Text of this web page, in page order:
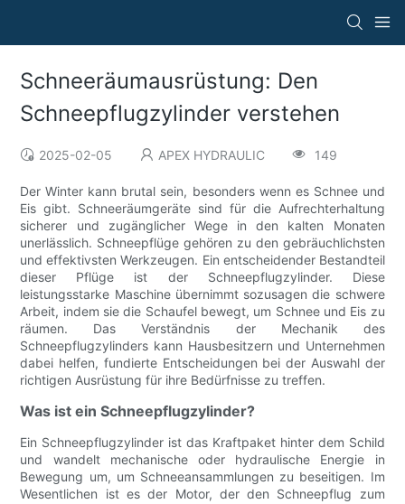
Schneeräumausrüstung: Den
Schneepflugzylinder verstehen
2025-02-05 APEX HYDRAULIC 149
Der Winter kann brutal sein, besonders wenn es Schnee und
Eis gibt. Schneeräumgeräte sind für die Aufrechterhaltung
sicherer und zugänglicher Wege in den kalten Monaten
unerlässlich. Schneepflüge gehören zu den gebräuchlichsten
und effektivsten Werkzeugen. Ein entscheidender Bestandteil
dieser Pflüge ist der Schneepflugzylinder. Diese
leistungsstarke Maschine übernimmt sozusagen die schwere
Arbeit, indem sie die Schaufel bewegt, um Schnee und Eis zu
räumen. Das Verständnis der Mechanik des
Schneepflugzylinders kann Hausbesitzern und Unternehmen
dabei helfen, fundierte Entscheidungen bei der Auswahl der
richtigen Ausrüstung für ihre Bedürfnisse zu treffen.
Was ist ein Schneepflugzylinder?
Ein Schneepflugzylinder ist das Kraftpaket hinter dem Schild
und wandelt mechanische oder hydraulische Energie in
Bewegung um, um Schneeansammlungen zu beseitigen. Im
Wesentlichen ist es der Motor, der den Schneepflug zum